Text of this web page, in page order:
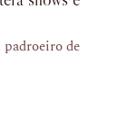
padroeiro de